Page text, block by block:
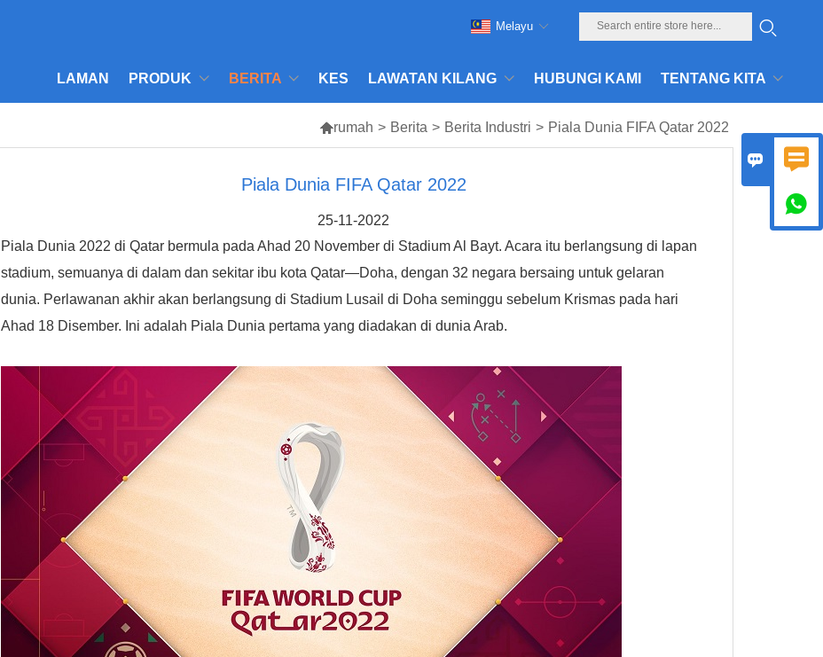
LAMAN PRODUK BERITA KES LAWATAN KILANG HUBUNGI KAMI TENTANG KITA
Melayu
rumah > Berita > Berita Industri > Piala Dunia FIFA Qatar 2022
Piala Dunia FIFA Qatar 2022
25-11-2022
Piala Dunia 2022 di Qatar bermula pada Ahad 20 November di Stadium Al Bayt. Acara itu berlangsung di lapan
stadium, semuanya di dalam dan sekitar ibu kota Qatar—Doha, dengan 32 negara bersaing untuk gelaran
dunia. Perlawanan akhir akan berlangsung di Stadium Lusail di Doha seminggu sebelum Krismas pada hari
Ahad 18 Disember. Ini adalah Piala Dunia pertama yang diadakan di dunia Arab.
 
